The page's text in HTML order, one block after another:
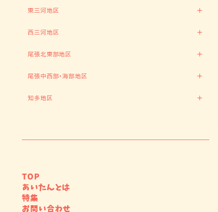
東三河地区
西三河地区
尾張北東部地区
尾張中西部・海部地区
知多地区
TOP
あいたんとは
特集
お問い合わせ